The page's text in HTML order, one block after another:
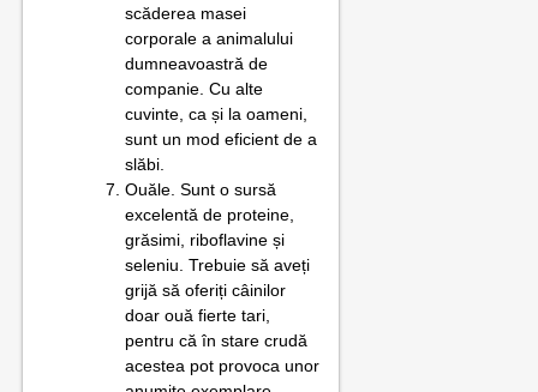
scăderea masei
corporale a animalului
dumneavoastră de
companie. Cu alte
cuvinte, ca și la oameni,
sunt un mod eficient de a
slăbi.
Ouăle. Sunt o sursă
excelentă de proteine,
grăsimi, riboflavine și
seleniu. Trebuie să aveți
grijă să oferiți câinilor
doar ouă fierte tari,
pentru că în stare crudă
acestea pot provoca unor